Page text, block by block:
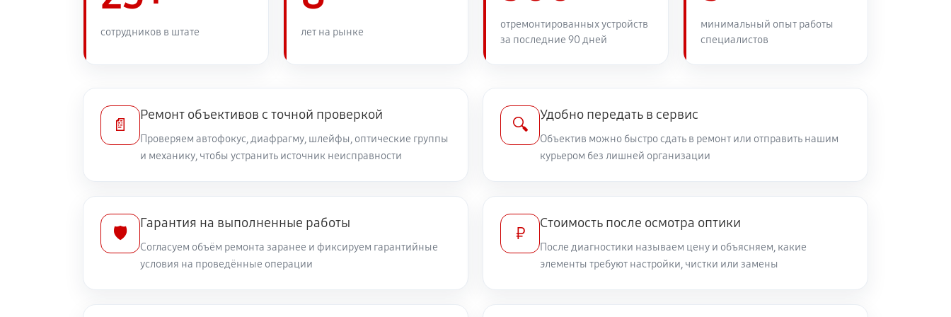
Устранение механических повреждений 60 минут
Ремонт электроники объектива Canon EF 70-200 f/2.8L IS II USM 810 руб 60 минут
Ремонт шлейфа оптического стабилизатора 540 руб 60 минут
Ремонт механических узлов 1710 руб 60 минут Заказать
сотрудников в штате лет на рынке
отремонтированных устройств
за последние 90 дней
минимальный опыт работы
специалистов
📄
Ремонт объективов с точной проверкой
Проверяем автофокус, диафрагму, шлейфы, оптические группы
и механику, чтобы устранить источник неисправности
🔍
Удобно передать в сервис
Объектив можно быстро сдать в ремонт или отправить нашим
курьером без лишней организации
🛡️
Гарантия на выполненные работы
Согласуем объём ремонта заранее и фиксируем гарантийные
условия на проведённые операции
₽
Стоимость после осмотра оптики
После диагностики называем цену и объясняем, какие
элементы требуют настройки, чистки или замены